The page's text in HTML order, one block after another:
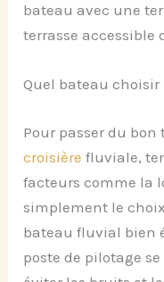
bateau avec une
terrasse accessible
Quel bateau choisir
Pour passer du bon
croisière fluviale,
facteurs comme la
simplement le
bateau fluvial bien
poste de pilotage